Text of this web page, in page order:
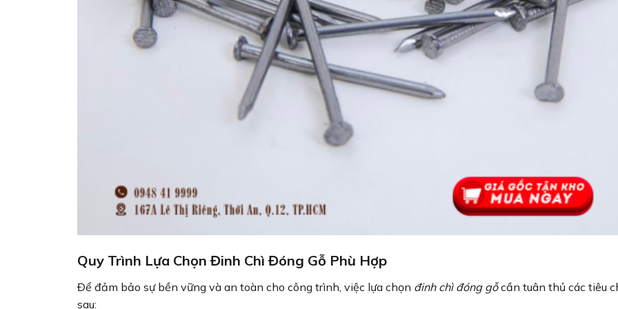
Quy Trình Lựa Chọn Đinh Chì Đóng Gỗ Phù Hợp
Để đảm bảo sự bền vững và an toàn cho công trình, việc lựa chọn đinh chì đóng gỗcần tuân thủ các tiêu
sau: